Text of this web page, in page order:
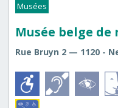
Musées
Musée belge
Rue Bruyn 2 — 1120 -